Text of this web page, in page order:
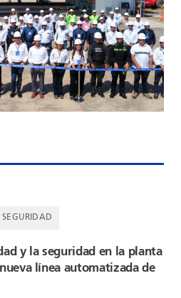
y la seguridad en la planta
línea automatizada de